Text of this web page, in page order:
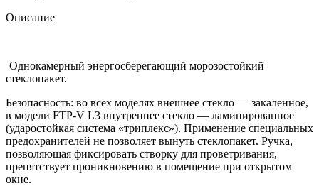
Описание
Однокамерный энергосберегающий морозостойкий
стеклопакет.
Безопасность: во всех моделях внешнее стекло — закаленное,
в модели FTP-V L3 внутреннее стекло — ламинированное
(ударостойкая система «триплекс»). Применение специальных
предохранителей не позволяет вынуть стеклопакет. Ручка,
позволяющая фиксировать створку для проветривания,
препятствует проникновению в помещение при открытом
окне.